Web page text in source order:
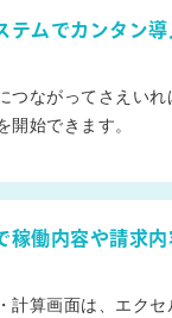
テムでカンタン
つながってさえい
始できます。
稼働内容や請求
計算画面は、エクセ